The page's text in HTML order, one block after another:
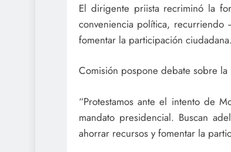
El dirigente priista recriminó la
conveniencia política,
fomentar la participación
Comisión pospone debate sobre
“Protestamos ante el intento de
mandato presidencial. Buscan
ahorrar recursos y fomentar la